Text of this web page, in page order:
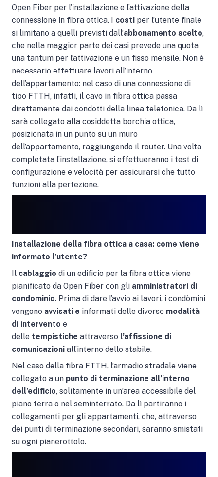
Open Fiber per l’installazione e l’attivazione della
connessione in fibra ottica. I costi per l’utente finale
si limitano a quelli previsti dall’abbonamento scelto,
che nella maggior parte dei casi prevede una quota
una tantum per l’attivazione e un fisso mensile. Non è
necessario effettuare lavori all’interno
dell’appartamento: nel caso di una connessione di
tipo FTTH, infatti, il cavo in fibra ottica passa
direttamente dai condotti della linea telefonica. Da lì
sarà collegato alla cosiddetta borchia ottica,
posizionata in un punto su un muro
dell’appartamento, raggiungendo il router. Una volta
completata l’installazione, si effettueranno i test di
configurazione e velocità per assicurarsi che tutto
funzioni alla perfezione.
Installazione della fibra ottica a casa: come viene
informato l’utente?
Il cablaggio di un edificio per la fibra ottica viene
pianificato da Open Fiber con gli amministratori di
condominio. Prima di dare l’avvio ai lavori, i condòmini
vengono avvisati e informati delle diverse modalità
di intervento e
delle tempistiche attraverso l’affissione di
comunicazioni all’interno dello stabile.
Nel caso della fibra FTTH, l’armadio stradale viene
collegato a un punto di terminazione all’interno
dell’edificio, solitamente in un’area accessibile del
piano terra o nel seminterrato. Da lì partiranno i
collegamenti per gli appartamenti, che, attraverso
dei punti di terminazione secondari, saranno smistati
su ogni pianerottolo.